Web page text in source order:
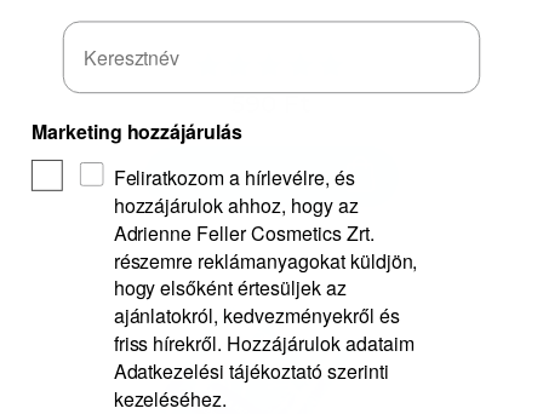
VIEW
Marketing hozzájárulás
Feliratkozom a hírlevélre, és
hozzájárulok ahhoz, hogy az
Adrienne Feller Cosmetics Zrt.
részemre reklámanyagokat küldjön,
hogy elsőként értesüljek az
ajánlatokról, kedvezményekről és
friss hírekről. Hozzájárulok adataim
Adatkezelési tájékoztató szerinti
kezeléséhez.